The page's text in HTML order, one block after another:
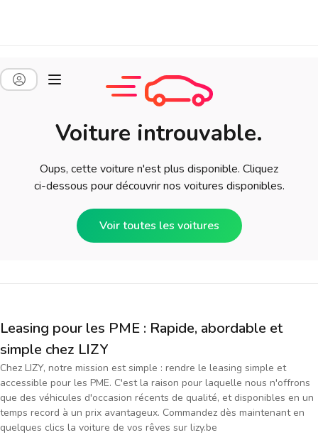
Voiture introuvable.
Oups, cette voiture n'est plus disponible. Cliquez
ci-dessous pour découvrir nos voitures disponibles.
Voir toutes les voitures
Leasing pour les PME : Rapide, abordable et
simple chez LIZY
Chez LIZY, notre mission est simple : rendre le leasing simple et
accessible pour les PME. C'est la raison pour laquelle nous n'offrons
que des véhicules d'occasion récents de qualité, et disponibles en un
temps record à un prix avantageux. Commandez dès maintenant en
quelques clics la voiture de vos rêves sur lizy.be